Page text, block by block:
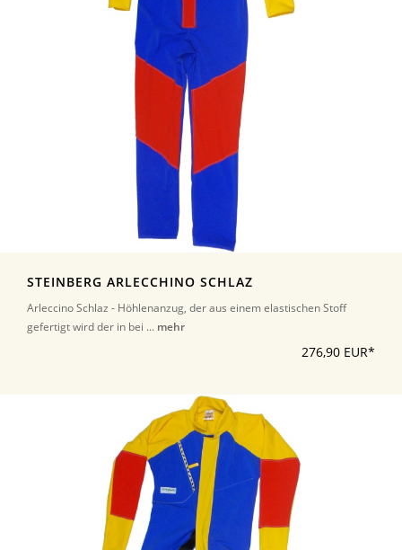
STEINBERG ARLECCHINO SCHLAZ
Arleccino Schlaz - Höhlenanzug, der aus einem elastischen Stoff
gefertigt wird der in bei ... mehr
276,90 EUR*